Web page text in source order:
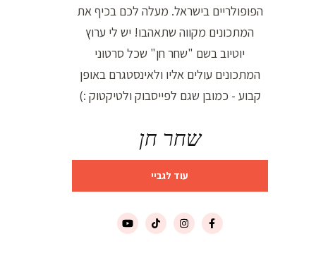
הפופולריים בישראל. מעלה לכם בכיף את
המתכונים מקווה שתאהבו! יש לי ערוץ
יוטיוב בשם "שחר חן" שכל סרטוני
המתכונים עולים אליו ולאינסטגרם באופן
קבוע - כמובן שגם לפייסבוק ולטיקטוק :)
שחר חן
עוד לגביי